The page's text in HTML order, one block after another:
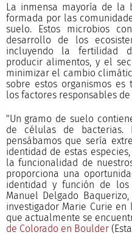
La inmensa mayoría de la
formada por las
suelo. Estos microbios
desarrollo de los
incluyendo la fertilidad
producir alimentos, y el
minimizar el cambio
sobre estos organismos es
los factores responsables
"Un gramo de suelo
de células de bacterias.
pensábamos que sería
identidad de estas
la funcionalidad de
proporciona una
identidad y función de
Manuel Delgado
investigador Marie Curie en
que actualmente se
de Colorado en Boulder